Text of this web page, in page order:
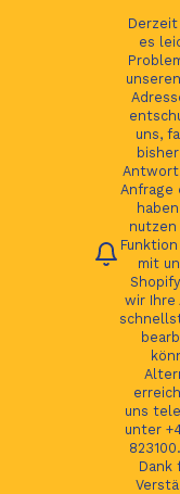
es
uns,
Antwort
Anfrage
nutzen
mit
wir Ihre
uns
unter
Dank